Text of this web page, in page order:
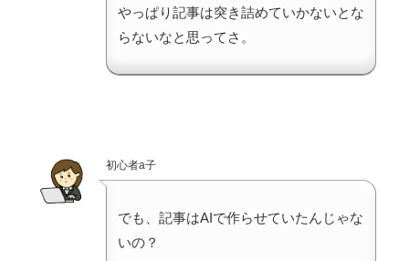
やっぱり記事は突き詰めていかないとな
らないなと思ってさ。
初心者a子
でも、記事はAIで作らせていたんじゃな
いの？